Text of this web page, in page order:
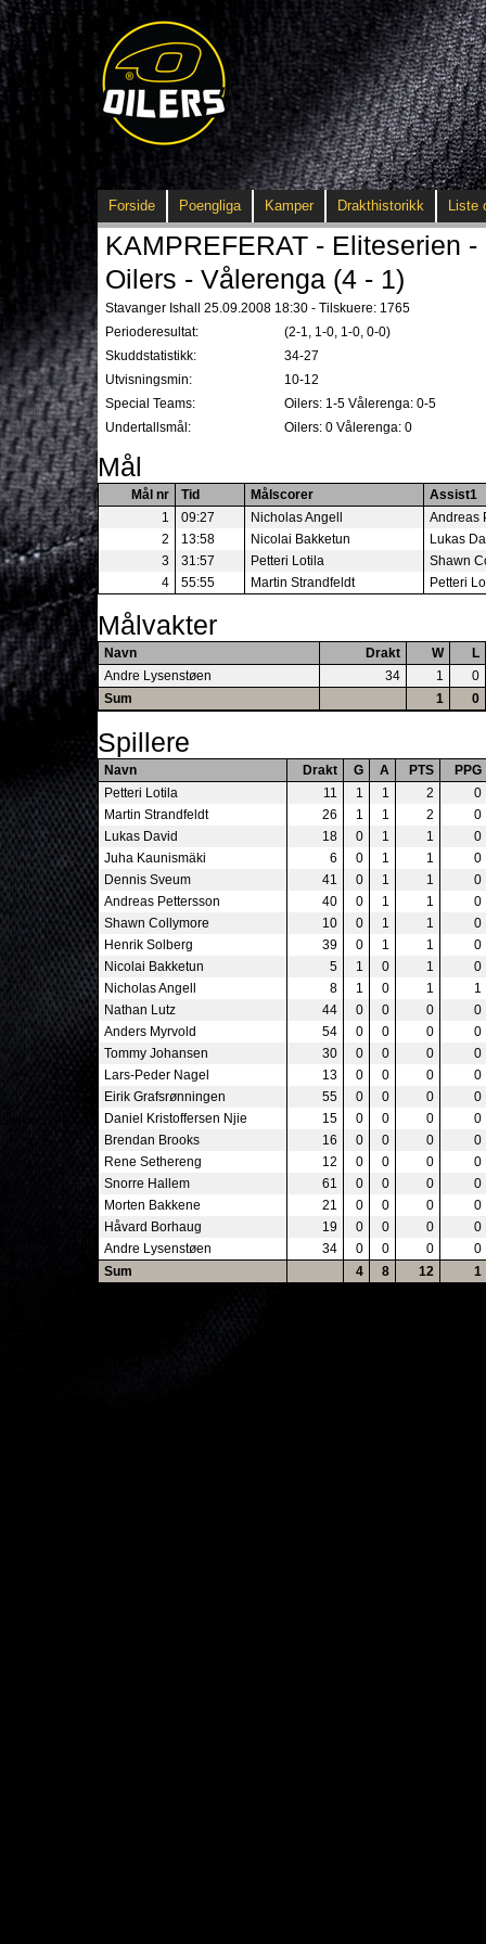
Forside Poengliga Kamper Drakthistorikk Liste
KAMPREFERAT - Eliteserien -
Oilers - Vålerenga (4 - 1)
Stavanger Ishall 25.09.2008 18:30 - Tilskuere: 1765
Perioderesultat:
(2-1, 1-0, 1-0, 0-0)
Skuddstatistikk:
34-27
Utvisningsmin:
10-12
Special Teams:
Oilers: 1-5 Vålerenga: 0-5
Undertallsmål:
Oilers: 0 Vålerenga: 0
Mål
Mål nr Tid Målscorer
Assist1
1
09:27 Nicholas Angell
Andreas
2
13:58 Nicolai Bakketun
Lukas
3
31:57 Petteri Lotila
Shawn
4
55:55 Martin Strandfeldt Petteri
Målvakter
Navn Drakt W
L
Andre Lysenstøen
34 1
0
Sum
1 0
Spillere
Navn Drakt G A PTS
PPG
Petteri Lotila
11 1 1 2
0
Martin Strandfeldt
26 1 1 2
0
Lukas David
18 0 1 1
0
Juha Kaunismäki
6 0 1 1
0
Dennis Sveum
41 0 1 1
0
Andreas Pettersson
40 0 1 1
0
Shawn Collymore
10 0 1 1
0
Henrik Solberg
39 0 1 1
0
Nicolai Bakketun
5 1 0 1
0
Nicholas Angell
8 1 0 1
1
Nathan Lutz
44 0 0 0
0
Anders Myrvold
54 0 0 0
0
Tommy Johansen
30 0 0 0
0
Lars-Peder Nagel
13 0 0 0
0
Eirik Grafsrønningen
55 0 0 0
0
Daniel Kristoffersen Njie
15 0 0 0
0
Brendan Brooks
16 0 0 0
0
Rene Sethereng
12 0 0 0
0
Snorre Hallem
61 0 0 0
0
Morten Bakkene
21 0 0 0
0
Håvard Borhaug
19 0 0 0
0
Andre Lysenstøen
34 0 0 0
0
Sum
4 8 12 1